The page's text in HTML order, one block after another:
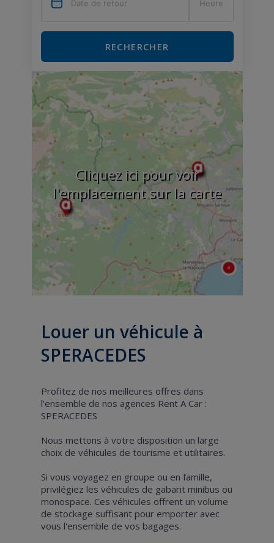
RECHERCHER
Cliquez ici pour voir
l'emplacement sur la carte
Louer un véhicule à
SPERACEDES
Profitez de nos meilleures offres dans
l'ensemble de nos agences Rent A Car :
SPERACEDES
Nous mettons à votre disposition un large
choix de véhicules de tourisme et utilitaires.
Si vous voyagez en groupe ou en famille,
privilégiez les véhicules de gabarit minibus ou
monospace. Ces véhicules offrent un volume
de stockage suffisant pour emporter avec
vous l'ensemble de vos bagages.